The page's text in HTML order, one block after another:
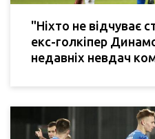
"Ніхто не відчуває
екс-голкіпер
недавніх невдач